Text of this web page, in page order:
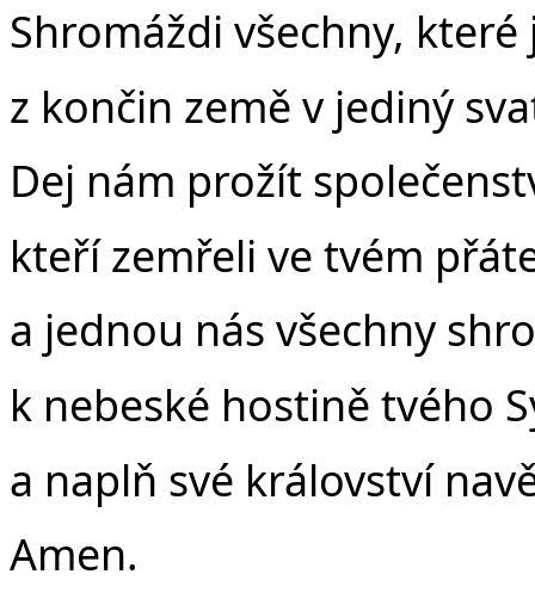
Shromáždi všechny, které
z končin země v jediný
Dej nám prožít
kteří zemřeli ve tvém
a jednou nás všechny
k nebeské hostině tvého
a naplň své království
Amen.